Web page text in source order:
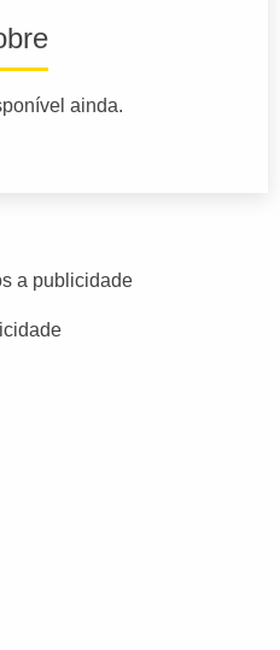
ainda.
a publicidade